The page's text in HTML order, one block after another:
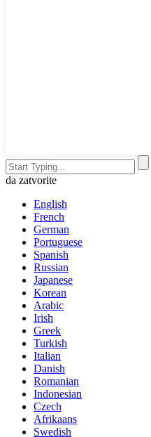
da zatvorite
English
French
German
Portuguese
Spanish
Russian
Japanese
Korean
Arabic
Irish
Greek
Turkish
Italian
Danish
Romanian
Indonesian
Czech
Afrikaans
Swedish